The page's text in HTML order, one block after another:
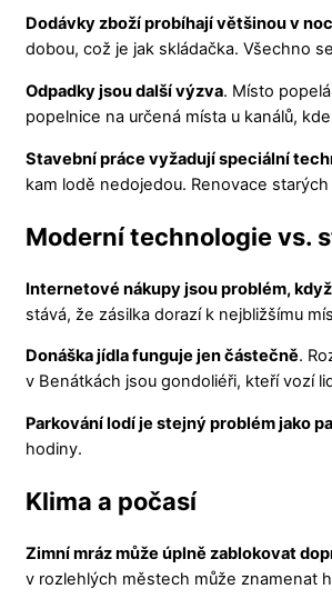
Dodávky zboží probíhají většinou v
dobou, což je jak skládačka. Všechno
Odpadky jsou další výzva. Místo
popelnice na určená místa u kanálů,
Stavební práce vyžadují speciální
kam lodě nedojedou. Renovace
Moderní technologie vs.
Internetové nákupy jsou problém,
stává, že zásilka dorazí k nejbližšímu
Donáška jídla funguje jen částečně.
v Benátkách jsou gondoliéři, kteří vozí
Parkování lodí je stejný problém jako
hodiny.
Klima a počasí
Zimní mráz může úplně zablokovat
v rozlehlých městech může znamenat